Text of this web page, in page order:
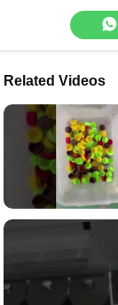
Related Videos